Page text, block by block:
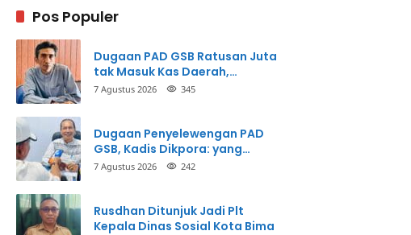
Pos Populer
Dugaan PAD GSB Ratusan Juta
tak Masuk Kas Daerah,
Inspektorat Panggil Pihak
7 Agustus 2026 345
Dugaan Penyelewengan PAD
GSB, Kadis Dikpora: yang
Bersangkutan Akui
7 Agustus 2026 242
Rusdhan Ditunjuk Jadi Plt
Kepala Dinas Sosial Kota Bima